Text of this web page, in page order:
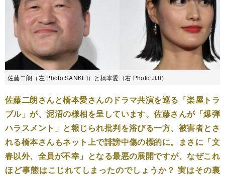
佐藤二朗（左 Photo:SANKEI）と橋本愛（右 Photo:JIJI）
佐藤二朗さんと橋本愛さんのドラマ共演を巡る「楽屋トラ
ブル」が、泥沼の様相を呈しています。佐藤さんが「爆弾
ハラスメント」と報じられ批判を浴びる一方、被害者とさ
れる橋本さんもネット上で誹謗中傷の標的に。まさに「文
春以外、全員が不幸」となる最悪の展開ですが、なぜこれ
ほど事態はこじれてしまったのでしょうか？ 実はその裏